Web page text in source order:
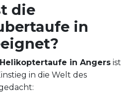
die
in
in Angers ist
in die Welt des